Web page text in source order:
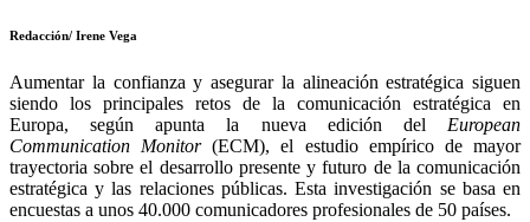
Redacción/ Irene Vega
Aumentar la confianza y asegurar la alineación estratégica siguen
siendo los principales retos de la comunicación estratégica en
Europa, según apunta la nueva edición del European
Communication Monitor(ECM), el estudio empírico de mayor
trayectoria sobre el desarrollo presente y futuro de la comunicación
estratégica y las relaciones públicas. Esta investigación se basa en
encuestas a unos 40.000 comunicadores profesionales de 50 países.